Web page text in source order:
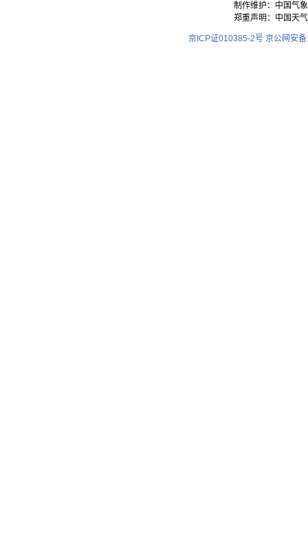
制作维护：中国气
郑重声明：中国天
京ICP证010385-2号 京公网安